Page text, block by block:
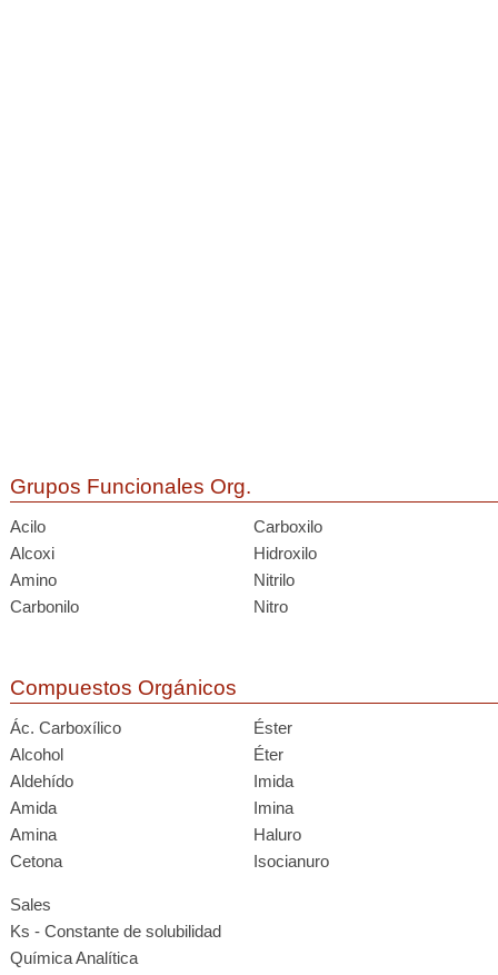
Grupos Funcionales Org.
Acilo
Carboxilo
Alcoxi
Hidroxilo
Amino
Nitrilo
Carbonilo
Nitro
Compuestos Orgánicos
Ác. Carboxílico
Éster
Alcohol
Éter
Aldehído
Imida
Amida
Imina
Amina
Haluro
Cetona
Isocianuro
Sales
Ks - Constante de solubilidad
Química Analítica